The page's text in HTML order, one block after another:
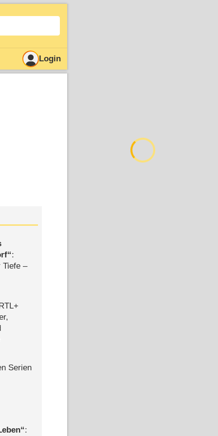
Login
:
Tiefe –
Serien
: